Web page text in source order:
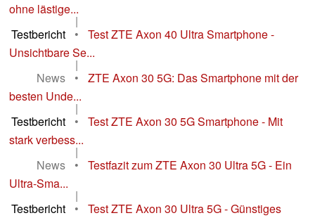
ohne lästige...
|
Testbericht
•
Test ZTE Axon 40 Ultra Smartphone -
Unsichtbare Se...
|
News
•
ZTE Axon 30 5G: Das Smartphone mit der
besten Unde...
|
Testbericht
•
Test ZTE Axon 30 5G Smartphone - Mit
stark verbess...
|
News
•
Testfazit zum ZTE Axon 30 Ultra 5G - Ein
Ultra-Sma...
|
Testbericht
•
Test ZTE Axon 30 Ultra 5G - Günstiges